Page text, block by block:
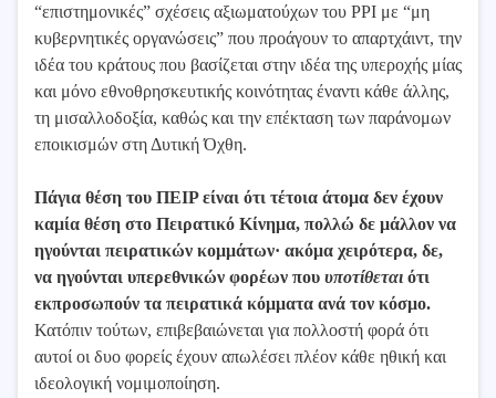
“επιστημονικές” σχέσεις αξιωματούχων του PPI με “μη
κυβερνητικές οργανώσεις” που προάγουν το απαρτχάιντ, την
ιδέα του κράτους που βασίζεται στην ιδέα της υπεροχής μίας
και μόνο εθνοθρησκευτικής κοινότητας έναντι κάθε άλλης,
τη μισαλλοδοξία, καθώς και την επέκταση των παράνομων
εποικισμών στη Δυτική Όχθη.
Πάγια θέση του ΠΕΙΡ είναι ότι τέτοια άτομα δεν έχουν
καμία θέση στο Πειρατικό Κίνημα, πολλώ δε μάλλον να
ηγούνται πειρατικών κομμάτων· ακόμα χειρότερα, δε,
να ηγούνται υπερεθνικών φορέων που υποτίθεται ότι
εκπροσωπούν τα πειρατικά κόμματα ανά τον κόσμο.
Κατόπιν τούτων, επιβεβαιώνεται για πολλοστή φορά ότι
αυτοί οι δυο φορείς έχουν απωλέσει πλέον κάθε ηθική και
ιδεολογική νομιμοποίηση.